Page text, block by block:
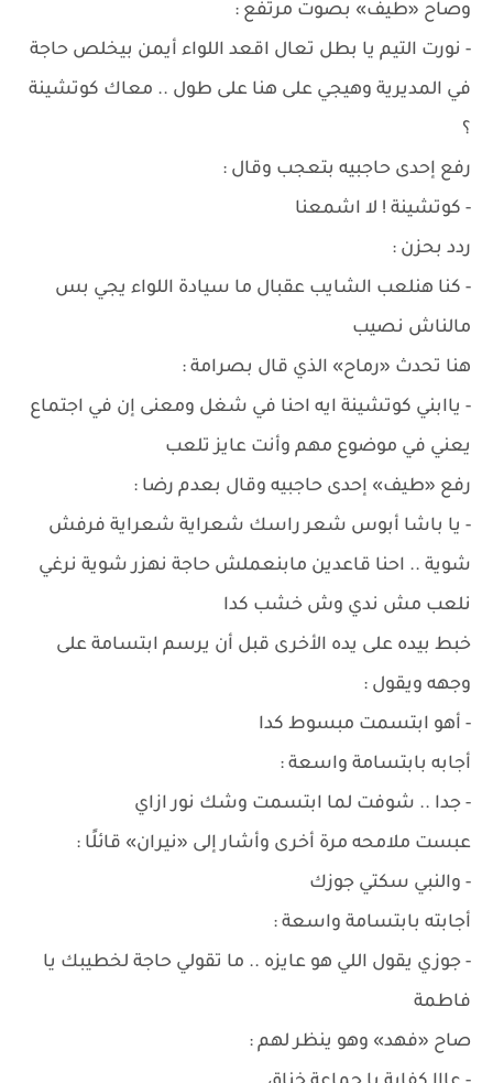
وصاح «طيف» بصوت مرتفع :
- نورت التيم يا بطل تعال اقعد اللواء أيمن بيخلص حاجة
في المديرية وهيجي على هنا على طول .. معاك كوتشينة
؟
رفع إحدى حاجبيه بتعجب وقال :
- كوتشينة ! لا اشمعنا
ردد بحزن :
- كنا هنلعب الشايب عقبال ما سيادة اللواء يجي بس
مالناش نصيب
هنا تحدث «رماح» الذي قال بصرامة :
- ياابني كوتشينة ايه احنا في شغل ومعنى إن في اجتماع
يعني في موضوع مهم وأنت عايز تلعب
رفع «طيف» إحدى حاجبيه وقال بعدم رضا :
- يا باشا أبوس شعر راسك شعراية شعراية فرفش
شوية .. احنا قاعدين مابنعملش حاجة نهزر شوية نرغي
نلعب مش ندي وش خشب كدا
خبط بيده على يده الأخرى قبل أن يرسم ابتسامة على
وجهه ويقول :
- أهو ابتسمت مبسوط كدا
أجابه بابتسامة واسعة :
- جدا .. شوفت لما ابتسمت وشك نور ازاي
عبست ملامحه مرة أخرى وأشار إلى «نيران» قائلًا :
- والنبي سكتي جوزك
أجابته بابتسامة واسعة :
- جوزي يقول اللي هو عايزه .. ما تقولي حاجة لخطيبك يا
فاطمة
صاح «فهد» وهو ينظر لهم :